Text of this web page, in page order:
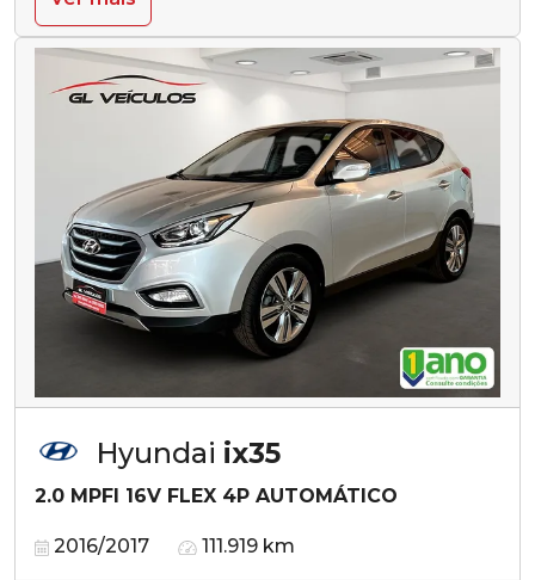
Hyundai ix35
2.0 MPFI 16V FLEX 4P AUTOMÁTICO
2016/2017 111.919 km